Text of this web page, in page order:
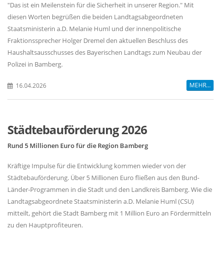
"Das ist ein Meilenstein für die Sicherheit in unserer Region." Mit
diesen Worten begrüßen die beiden Landtagsabgeordneten
Staatsministerin a.D. Melanie Huml und der innenpolitische
Fraktionssprecher Holger Dremel den aktuellen Beschluss des
Haushaltsausschusses des Bayerischen Landtags zum Neubau der
Polizei in Bamberg.
16.04.2026 MEHR...
Städtebauförderung 2026
Rund 5 Millionen Euro für die Region Bamberg
Kräftige Impulse für die Entwicklung kommen wieder von der
Städtebauförderung. Über 5 Millionen Euro fließen aus den Bund-
Länder-Programmen in die Stadt und den Landkreis Bamberg. Wie die
Landtagsabgeordnete Staatsministerin a.D. Melanie Huml (CSU)
mitteilt, gehört die Stadt Bamberg mit 1 Million Euro an Fördermitteln
zu den Hauptprofiteuren.